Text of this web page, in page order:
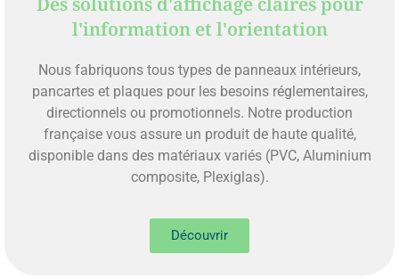
l'information et l'orientation
Nous fabriquons tous types de panneaux intérieurs,
pancartes et plaques pour les besoins réglementaires,
directionnels ou promotionnels. Notre production
française vous assure un produit de haute qualité,
disponible dans des matériaux variés (PVC, Aluminium
composite, Plexiglas).
Découvrir